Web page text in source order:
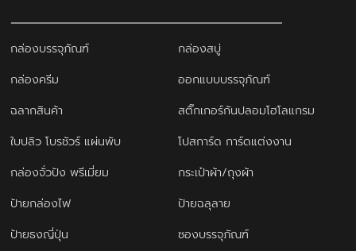
กล่องบรรจุภัณฑ์
กล่องสบู่
กล่องครีม
ออกแบบบรรจุภัณฑ์
ฉลากสินค้า
สติ๊กเกอร์กันปลอมโฮโลแกรม
ใบปลิว โบรชัวร์ แผ่นพับ
โปสการ์ด การ์ดแต่งงาน
กล่องจั่วปัง พรีเมี่ยม
กระเป๋าผ้า/ถุงผ้า
ป้ายกล่องไฟ
ป้ายฉลุลาย
ป้ายธงญี่ปุ่น
ซองบรรจุภัณฑ์